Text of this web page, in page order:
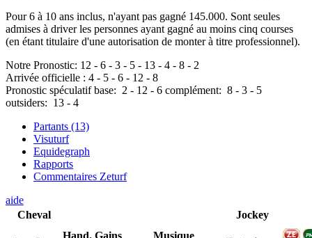
Pour 6 à 10 ans inclus, n'ayant pas gagné 145.000. Sont seules
admises à driver les personnes ayant gagné au moins cinq courses
(en étant titulaire d'une autorisation de monter à titre professionnel).
Notre Pronostic: 12 - 6 - 3 - 5 - 13 - 4 - 8 - 2
Arrivée officielle : 4 - 5 - 6 - 12 - 8
Pronostic spéculatif base: 2 - 12 - 6 complément: 8 - 3 - 5
outsiders: 13 - 4
Partants (13)
Visuturf
Equidegraph
Rapports
Commentaires Zeturf
aide
Cheval
Hand. Gains Musique
Jockey